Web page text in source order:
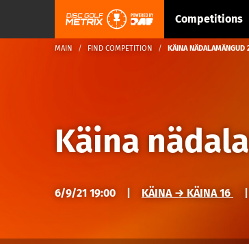
Competitions
MAIN FIND COMPETITION KÄINA
Käina
6/9/21 19:00 KÄINA → KÄINA 16